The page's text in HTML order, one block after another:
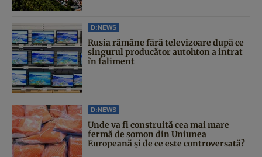
D:NEWS
Rusia rămâne fără televizoare după ce
singurul producător autohton a intrat
în faliment
D:NEWS
Unde va fi construită cea mai mare
fermă de somon din Uniunea
Europeană și de ce este controversată?